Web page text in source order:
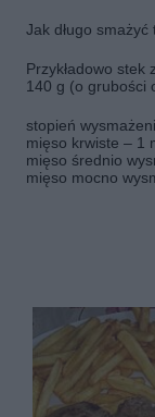
Jak długo smażyć
Przykładowo stek
140 g (o grubości
stopień
mięso krwiste – 1
mięso średnio
mięso mocno